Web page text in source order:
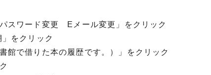
スワード変更 Eメール変更」をクリック
をクリック
館で借りた本の履歴です。）」をクリック